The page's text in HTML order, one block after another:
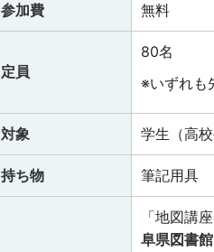
参加費 無料
定員
80名
※いずれも
対象 学生（高
持ち物 筆記用具
「地図講
阜県図書